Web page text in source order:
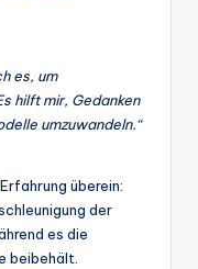
es, um
hilft mir, Gedanken
umzuwandeln.“
überein:
der
es die
beibehält.